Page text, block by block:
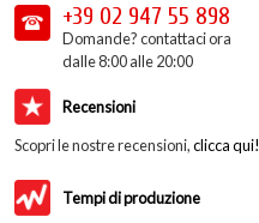
+39 02 947 55 898
Domande? contattaci ora
dalle 8:00 alle 20:00
Recensioni
Scopri le nostre recensioni,clicca qui!
Tempi di produzione